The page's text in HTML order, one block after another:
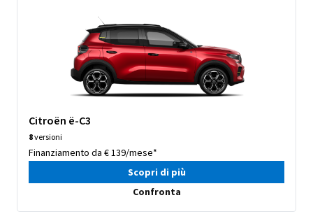
Citroën ë-C3
8versioni
Finanziamento da € 139/mese*
Scopri di più
Confronta